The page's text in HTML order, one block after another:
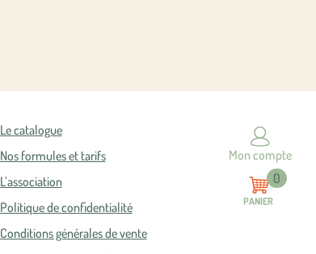
Le catalogue
Nos formules et tarifs
L’association
Politique de confidentialité
Conditions générales de vente
Mon compte
0